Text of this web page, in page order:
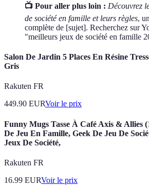
📺 Pour aller plus loin : Découvrez
de société en famille et leurs règles,
complète de [sujet]. Recherchez sur
"meilleurs jeux de société en famille
Salon De Jardin 5 Places En Résine
Gris
Rakuten FR
449.90 EURVoir le prix
Funny Mugs Tasse À Café Axis & Allies
De Jeu En Famille, Geek De Jeu De
Jeux De Société,
Rakuten FR
16.99 EURVoir le prix